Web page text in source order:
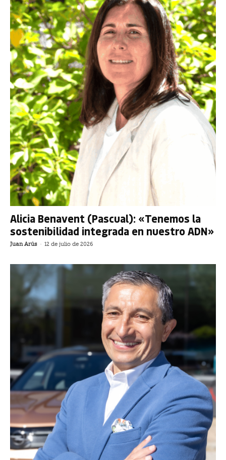
Alicia Benavent (Pascual): «Tenemos la
sostenibilidad integrada en nuestro ADN»
Juan Arús - 12 de julio de 2026